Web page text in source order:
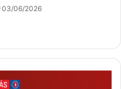
03/06/2026